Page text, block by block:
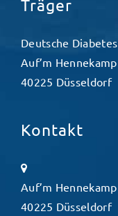
Träger
Deutsche
Auf’m
40225 Düsseldorf
Kontakt
Auf’m
40225 Düsseldorf